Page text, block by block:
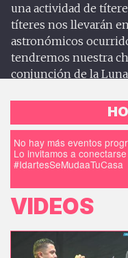
una actividad de
títeres nos llevarán
astronómicos
tendremos nuestra
conjunción de la
No hay más eventos
Lo invitamos a
#IdartesSeMudaaTuCasa
VIDEOS